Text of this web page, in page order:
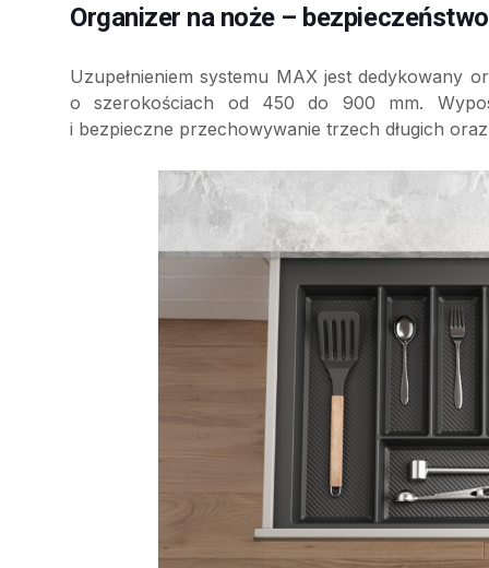
Organizer na noże –
Uzupełnieniem systemu MAX jest dedykowany
o szerokościach od 450 do 900 mm.
i bezpieczne przechowywanie trzech długich